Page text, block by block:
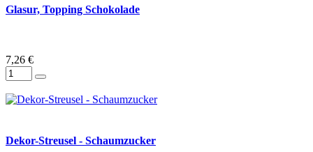
Glasur, Topping Schokolade
7,26 €
Dekor-Streusel - Schaumzucker